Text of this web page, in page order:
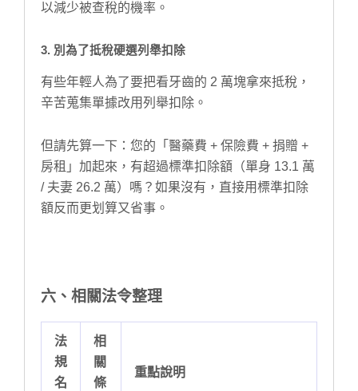
以減少被查稅的機率。
3. 別為了抵稅硬選列舉扣除
有些年輕人為了要把看牙齒的 2 萬塊拿來抵稅，
辛苦蒐集單據改用列舉扣除。
但請先算一下：您的「醫藥費 + 保險費 + 捐贈 +
房租」加起來，有超過標準扣除額（單身 13.1 萬
/ 夫妻 26.2 萬）嗎？如果沒有，直接用標準扣除
額反而更划算又省事。
六、相關法令整理
法
規
名
相
關
條
重點說明